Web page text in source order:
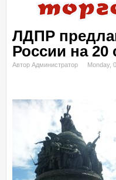
ЛДПР
России на 20
Автор Администратор Monday,